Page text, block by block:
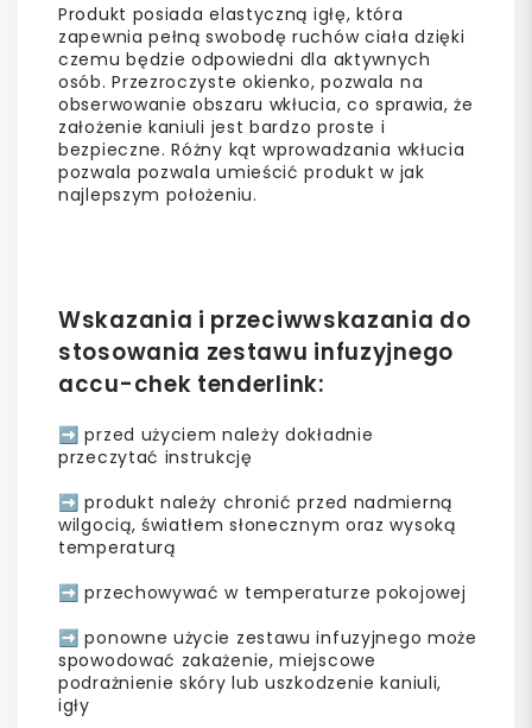
Produkt posiada elastyczną igłę, która
zapewnia pełną swobodę ruchów ciała dzięki
czemu będzie odpowiedni dla aktywnych
osób. Przezroczyste okienko, pozwala na
obserwowanie obszaru wkłucia, co sprawia, że
założenie kaniuli jest bardzo proste i
bezpieczne. Różny kąt wprowadzania wkłucia
pozwala pozwala umieścić produkt w jak
najlepszym położeniu.
Wskazania i przeciwwskazania do
stosowania zestawu infuzyjnego
accu-chek tenderlink:
➡️ przed użyciem należy dokładnie
przeczytać instrukcję
➡️ produkt należy chronić przed nadmierną
wilgocią, światłem słonecznym oraz wysoką
temperaturą
➡️ przechowywać w temperaturze pokojowej
➡️ ponowne użycie zestawu infuzyjnego może
spowodować zakażenie, miejscowe
podrażnienie skóry lub uszkodzenie kaniuli,
igły